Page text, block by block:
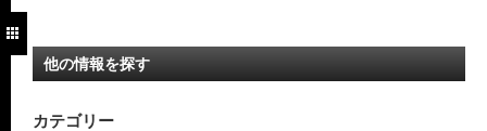
他の情報を探す
カテゴリー